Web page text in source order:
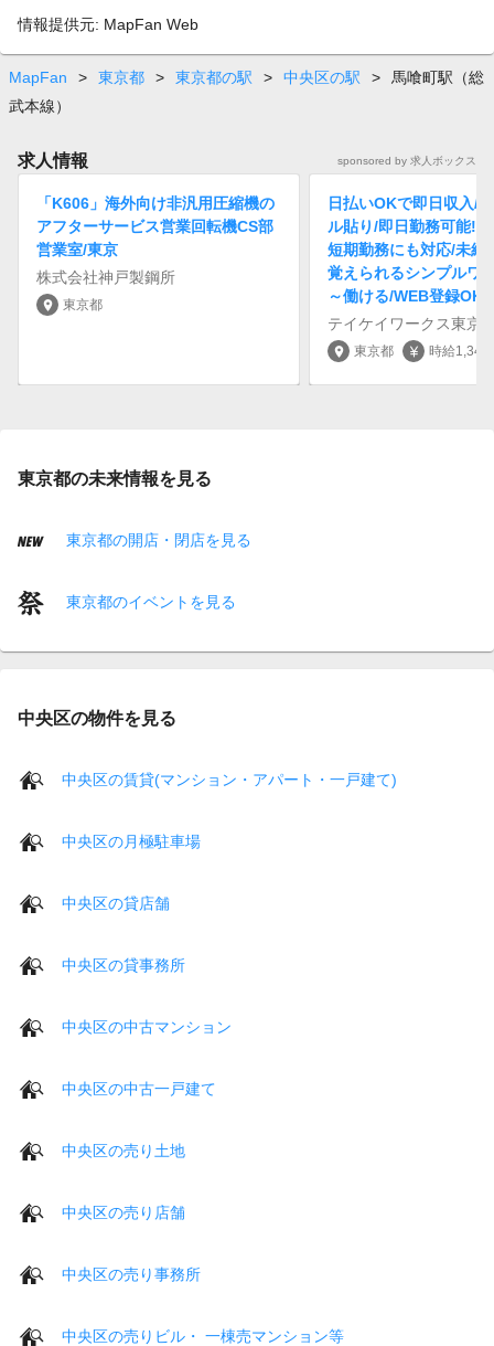
情報提供元: MapFan Web
MapFan > 東京都 > 東京都の駅 > 中央区の駅 >
馬喰町駅（総
武本線）
求人情報 sponsored by 求人ボックス
「K606」海外向け非汎用圧縮機の
アフターサービス営業回転機CS部
営業室/東京
株式会社神戸製鋼所
location_on 東京都
日払いOKで即日収入/
ル貼り/即日勤務可能!
短期勤務にも対応/未経
覚えられるシンプルワ
～働ける/WEB登録OK
テイケイワークス東京
location_on 東京都 currency_yen 時給1,343
東京都の未来情報を見る
東京都の開店・閉店を見る
東京都のイベントを見る
中央区の物件を見る
中央区の賃貸(マンション・アパート・一戸建て)
中央区の月極駐車場
中央区の貸店舗
中央区の貸事務所
中央区の中古マンション
中央区の中古一戸建て
中央区の売り土地
中央区の売り店舗
中央区の売り事務所
中央区の売りビル・ 一棟売マンション等